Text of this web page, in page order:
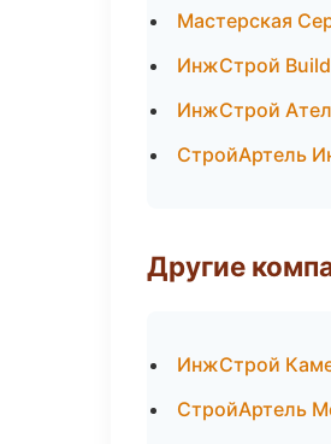
Мастерская
ИнжСтрой
ИнжСтрой
СтройАртель
Другие
ИнжСтрой
СтройАртель